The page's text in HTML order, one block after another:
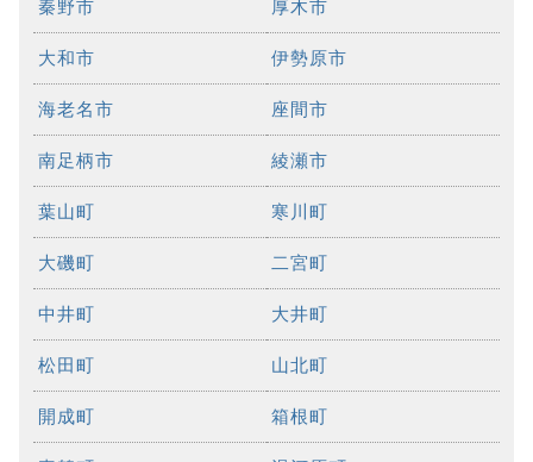
秦野市 厚木市
大和市 伊勢原市
海老名市 座間市
南足柄市 綾瀬市
葉山町 寒川町
大磯町 二宮町
中井町 大井町
松田町 山北町
開成町 箱根町